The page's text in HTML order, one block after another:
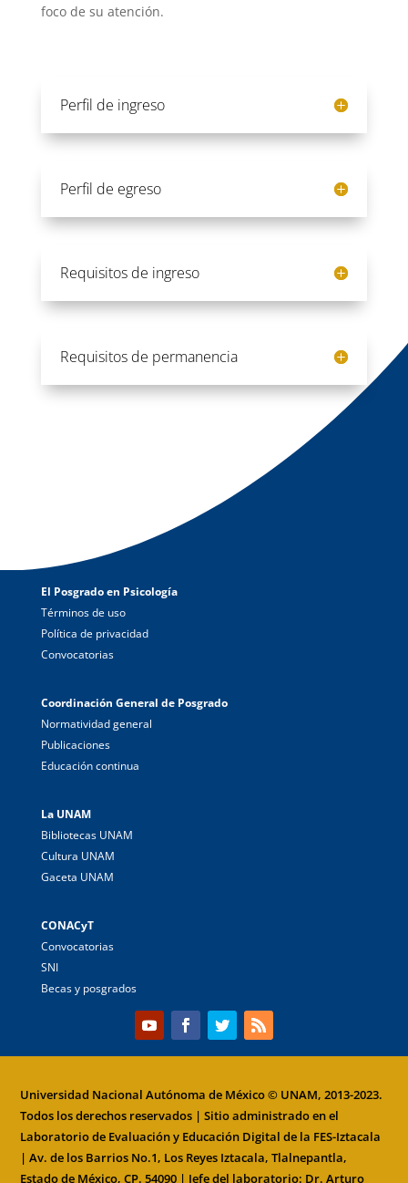
foco de su atención.
Perfil de ingreso
Perfil de egreso
Requisitos de ingreso
Requisitos de permanencia
El Posgrado en Psicología
Términos de uso
Política de privacidad
Convocatorias
Coordinación General de Posgrado
Normatividad general
Publicaciones
Educación continua
La UNAM
Bibliotecas UNAM
Cultura UNAM
Gaceta UNAM
CONACyT
Convocatorias
SNI
Becas y posgrados
Universidad Nacional Autónoma de México© UNAM, 2013-2023.
Todos los derechos reservados | Sitio administrado en el
Laboratorio de Evaluación y Educación Digital de la FES-Iztacala
| Av. de los Barrios No.1, Los Reyes Iztacala, Tlalnepantla,
Estado de México, CP. 54090 | Jefe del laboratorio: Dr. Arturo